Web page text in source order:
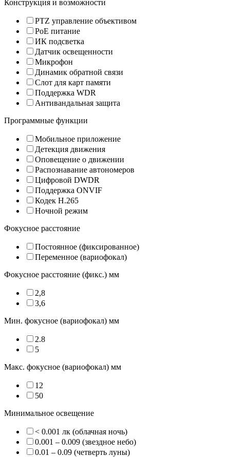
Конструкция и возможности
PTZ управление объективом
PoE питание
ИК подсветка
Датчик освещенности
Микрофон
Динамик обратной связи
Слот для карт памяти
Поддержка WDR
Антивандальная защита
Программные функции
Мобильное приложение
Детекция движения
Оповещение о движении
Распознавание автономеров
Цифровой DWDR
Поддержка ONVIF
Кодек H.265
Ночной режим
Фокусное расстояние
Постоянное (фиксированное)
Переменное (вариофокал)
Фокусное расстояние (фикс.) мм
2,8
3,6
Мин. фокусное (вариофокал) мм
2.8
5
Макс. фокусное (вариофокал) мм
12
50
Минимальное освещение
< 0.001 лк (облачная ночь)
0.001 – 0.009 (звездное небо)
0.01 – 0.09 (четверть луны)